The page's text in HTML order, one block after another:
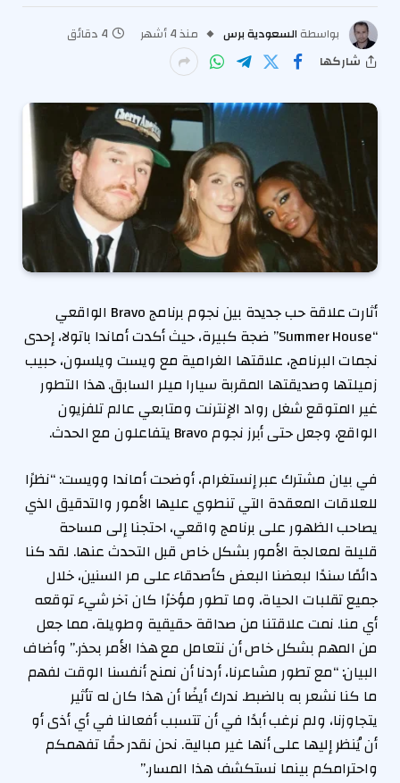
بواسطة السعودية برس منذ 4 أشهر
4 دقائق
شاركها
أثارت علاقة حب جديدة بين نجوم برنامج Bravo الواقعي
“Summer House” ضجة كبيرة، حيث أكدت أماندا باتولا، إحدى
نجمات البرنامج، علاقتها الغرامية مع ويست ويلسون، حبيب
زميلتها وصديقتها المقربة سيارا ميلر السابق. هذا التطور
غير المتوقع شغل رواد الإنترنت ومتابعي عالم تلفزيون
الواقع، وجعل حتى أبرز نجوم Bravo يتفاعلون مع الحدث.
في بيان مشترك عبر إنستغرام، أوضحت أماندا وويست: “نظرًا
للعلاقات المعقدة التي تنطوي عليها الأمور والتدقيق الذي
يصاحب الظهور على برنامج واقعي، احتجنا إلى مساحة
قليلة لمعالجة الأمور بشكل خاص قبل التحدث عنها. لقد كنا
دائمًا سندًا لبعضنا البعض كأصدقاء على مر السنين، خلال
جميع تقلبات الحياة، وما تطور مؤخرًا كان آخر شيء توقعه
أي منا. نمت علاقتنا من صداقة حقيقية وطويلة، مما جعل
من المهم بشكل خاص أن نتعامل مع هذا الأمر بحذر.” وأضاف
البيان: “مع تطور مشاعرنا، أردنا أن نمنح أنفسنا الوقت لفهم
ما كنا نشعر به بالضبط. ندرك أيضًا أن هذا كان له تأثير
يتجاوزنا، ولم نرغب أبدًا في أن تتسبب أفعالنا في أي أذى أو
أن يُنظر إليها على أنها غير مبالية. نحن نقدر حقًا تفهمكم
واحترامكم بينما نستكشف هذا المسار.”